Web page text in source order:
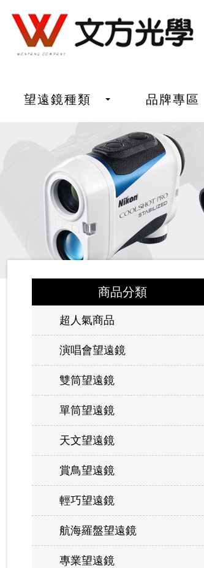
望遠鏡種類 品牌專區
商品分類
超人氣商品
演唱會望遠鏡
雙筒望遠鏡
單筒望遠鏡
天文望遠鏡
賞鳥望遠鏡
輕巧望遠鏡
航海羅盤望遠鏡
專業望遠鏡